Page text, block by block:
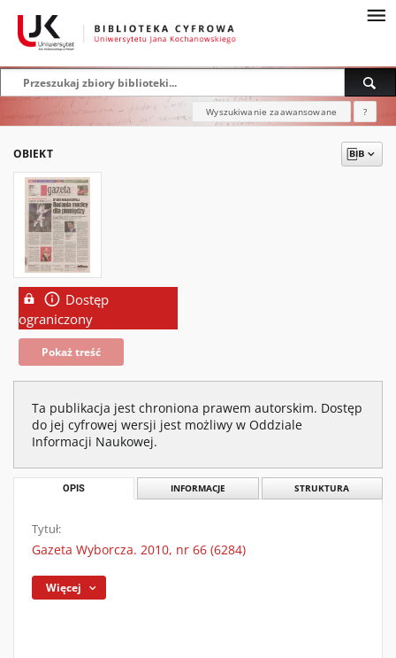
Wyszukiwanie zaawansowane ?
OBIEKT
Dostęp
ograniczony
Pokaż treść
Ta publikacja jest chroniona prawem autorskim. Dostęp
do jej cyfrowej wersji jest możliwy w Oddziale
Informacji Naukowej.
OPIS INFORMACJE STRUKTURA
Tytuł:
Gazeta Wyborcza. 2010, nr 66 (6284)
Więcej